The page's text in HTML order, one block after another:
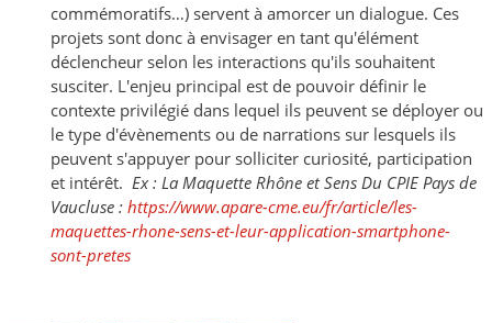
commémoratifs…) servent à amorcer un dialogue. Ces
projets sont donc à envisager en tant qu'élément
déclencheur selon les interactions qu'ils souhaitent
susciter. L'enjeu principal est de pouvoir définir le
contexte privilégié dans lequel ils peuvent se déployer ou
le type d'évènements ou de narrations sur lesquels ils
peuvent s'appuyer pour solliciter curiosité, participation
et intérêt. Ex : La Maquette Rhône et Sens Du CPIE Pays de
Vaucluse : https://www.apare-cme.eu/fr/article/les-
maquettes-rhone-sens-et-leur-application-smartphone-
sont-pretes